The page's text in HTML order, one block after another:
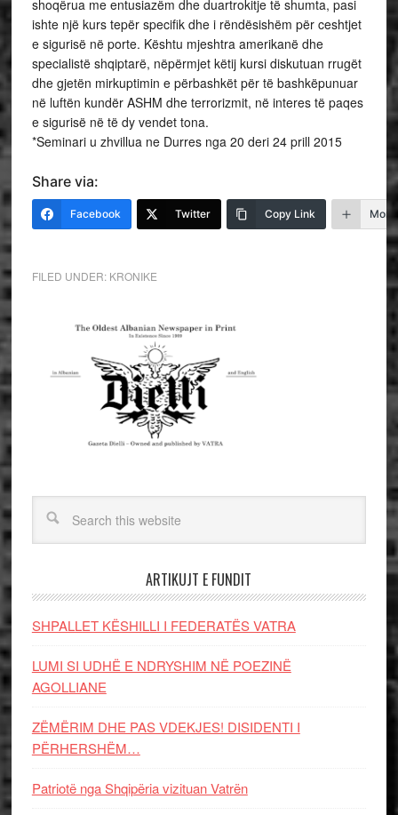
shoqërua me entusiazëm dhe duartrokitje të shumta, pasi
ishte një kurs tepër specifik dhe i rëndësishëm për ceshtjet
e sigurisë në porte. Kështu mjeshtra amerikanë dhe
specialistë shqiptarë, nëpërmjet këtij kursi diskutuan rrugët
dhe gjetën mirkuptimin e përbashkët për të bashkëpunuar
në luftën kundër ASHM dhe terrorizmit, në interes të paqes
e sigurisë në të dy vendet tona.
*Seminari u zhvillua ne Durres nga 20 deri 24 prill 2015
Share via:
Facebook Twitter Copy Link More
FILED UNDER: KRONIKE
ARTIKUJT E FUNDIT
SHPALLET KËSHILLI I FEDERATËS VATRA
LUMI SI UDHË E NDRYSHIM NË POEZINË
AGOLLIANE
ZËMËRIM DHE PAS VDEKJES! DISIDENTI I
PËRHERSHËM…
Patriotë nga Shqipëria vizituan Vatrën